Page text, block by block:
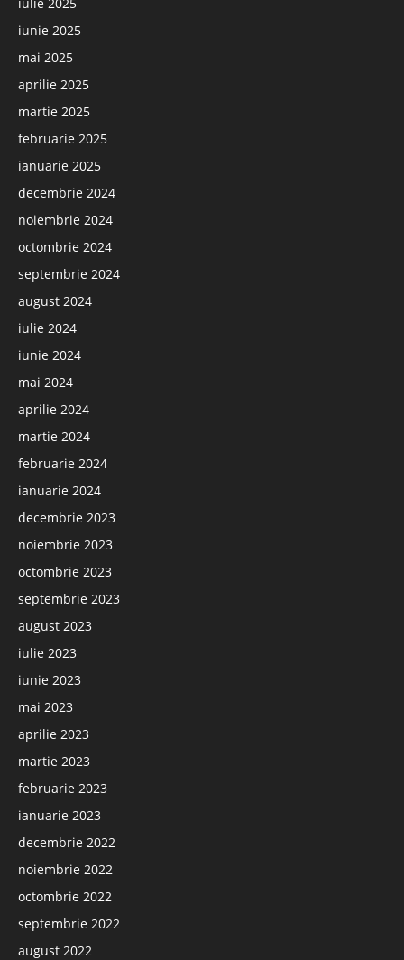
iunie 2025
mai 2025
aprilie 2025
martie 2025
februarie 2025
ianuarie 2025
decembrie 2024
noiembrie 2024
octombrie 2024
septembrie 2024
august 2024
iulie 2024
iunie 2024
mai 2024
aprilie 2024
martie 2024
februarie 2024
ianuarie 2024
decembrie 2023
noiembrie 2023
octombrie 2023
septembrie 2023
august 2023
iulie 2023
iunie 2023
mai 2023
aprilie 2023
martie 2023
februarie 2023
ianuarie 2023
decembrie 2022
noiembrie 2022
octombrie 2022
septembrie 2022
august 2022